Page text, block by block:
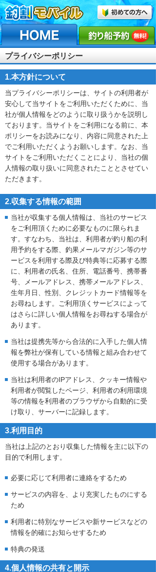
プライバシーポリシー
1.本方針について
当プライバシーポリシーは、サイトの利用者が
安心して当サイトをご利用いただくために、当
社が個人情報をどのように取り扱うかを説明し
ております。当サイトをご利用になる前に、本
ポリシーをお読みになり、内容に同意された上
でご利用いただくようお願いします。なお、当
サイトをご利用いただくことにより、当社の個
人情報の取り扱いに同意されたこととさせてい
ただきます。
2.収集する情報の範囲
当社が収集する個人情報は、当社のサービス
をご利用頂くために必要なものに限られま
す。すなわち、当社は、利用者が釣り船の利
用予約をする際、釣果メールマガジン等のサ
ービスを利用する際及び特典等に応募する際
に、利用者の氏名、住所、電話番号、携帯番
号、メールアドレス、携帯メールアドレス、
生年月日、性別、クレジットカード情報等を
お尋ねします。ご利用頂くサービスによって
はさらに詳しい個人情報をお尋ねする場合が
あります。
当社は提携先等から合法的に入手した個人情
報を弊社が保有している情報と組み合わせて
使用する場合があります。
当社は利用者のIPアドレス、クッキー情報や
利用者が閲覧したページ、利用者の利用環境
等の情報を利用者のブラウザから自動的に受
け取り、サーバーに記録します。
3.利用目的
当社は上記のとおり収集した情報を主に以下の
目的で利用します。
必要に応じて利用者に連絡をするため
サービスの内容を、より充実したものにする
ため
利用者に特別なサービスや新サービスなどの
情報を的確にお知らせするため
特典の発送
4.個人情報の共有と開示